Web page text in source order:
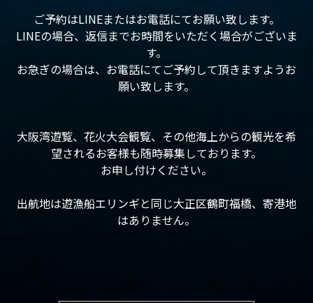
ご予約はLINEまたはお電話にてお願い致します。
LINEの場合、返信までお時間をいただく場合がございま
す。
お急ぎの場合は、お電話にてご予約して頂きますようお
願い致します。
大阪湾遊覧、花火大会観覧、その他海上からの観光を希
望されるお客様も随時募集しております。
お申し付けください。
出航地は遊漁船エリンギと同じ大正区鶴町福橋、寄港地
はありません。